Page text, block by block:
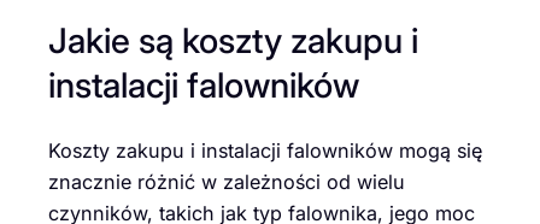
Jakie są koszty zakupu i
instalacji falowników
Koszty zakupu i instalacji falowników mogą się
znacznie różnić w zależności od wielu
czynników, takich jak typ falownika, jego moc